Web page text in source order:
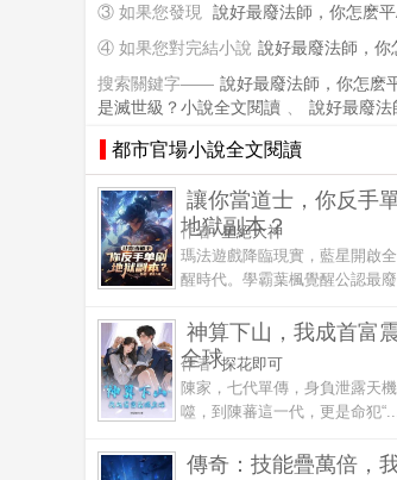
③ 如果您發現 說好最廢法師，你怎麽
④ 如果您對完結小說 說好最廢法師，你
搜索關鍵字—— 說好最廢法師，你怎麽
是滅世級？小說全文閱讀 、 說好最廢法
都市官場小說全文閱讀
讓你當道士，你反手
地獄副本？
作者:星絕大神
瑪法遊戲降臨現實，藍星開啟
醒時代。學霸葉楓覺醒公認最
神算下山，我成首富
全球
作者:探花即可
陳家，七代單傳，身負泄露天
噬，到陳蕃這一代，更是命犯
傳奇：技能疊萬倍，